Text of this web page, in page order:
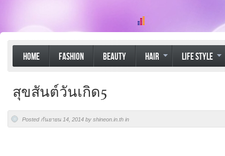
HOME FASHION BEAUTY HAIR LIFE STYLE
สุขสันต์วันเกิด5
Posted กันยายน 14, 2014 by shineon.in.th in